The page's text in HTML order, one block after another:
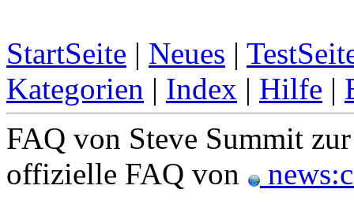
StartSeite | Neues |
Kategorien | Index | Hilfe |
FAQ von Steve Summit
offizielle FAQ von